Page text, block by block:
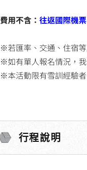
費用不含： 往返國際機
※若匯率、交通、住宿
※如有單人報名情況，
※本活動限有雪訓經驗
行程說明